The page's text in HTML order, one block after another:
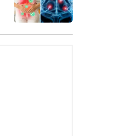
ENTERTAINMENT
Millind Gaba-Pria Beniwal के रिश्ते में
आई दरार? इंस्टाग्राम पर अनफॉलो करने से